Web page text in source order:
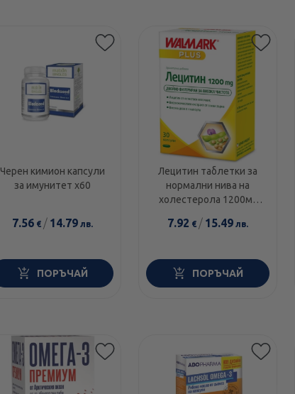
Черен кимион капсули
за имунитет х60
7.56€ / 14.79лв.
ПОРЪЧАЙ
Лецитин таблетки за
нормални нива на
холестерола 1200мг
7.92 € / 15.49 лв.
ПОРЪЧАЙ